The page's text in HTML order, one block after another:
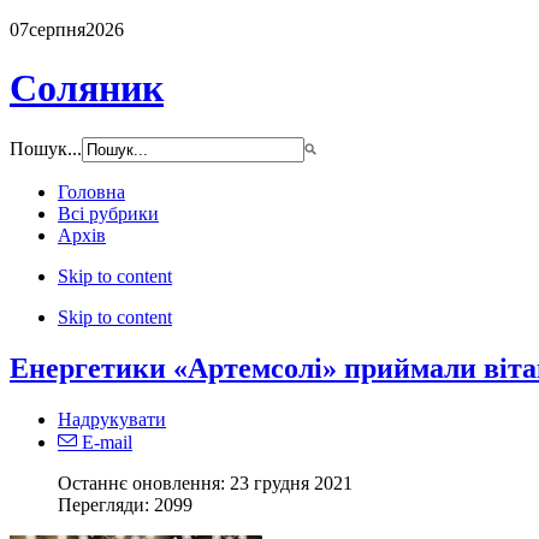
07серпня2026
Соляник
Пошук...
Головна
Всі рубрики
Архів
Skip to content
Skip to content
Енергетики «Артемсолі» приймали
Надрукувати
E-mail
Останнє оновлення: 23 грудня 2021
Перегляди: 2099